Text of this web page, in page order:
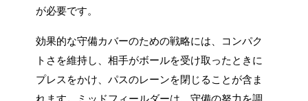
が必要です。
効果的な守備カバーのための戦略には、コンパク
トさを維持し、相手がボールを受け取ったときに
プレスをかけ、パスのレーンを閉じることが含ま